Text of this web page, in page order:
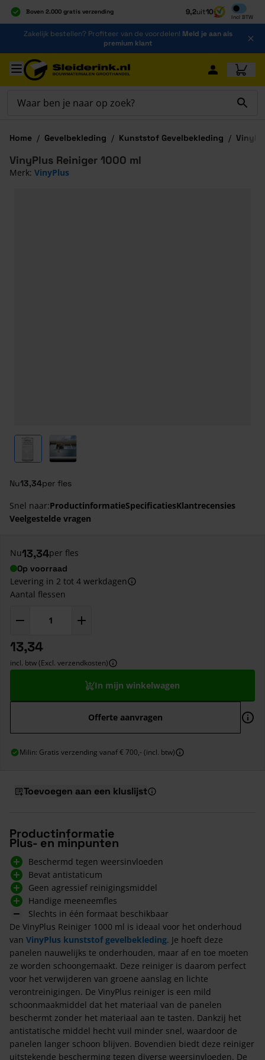
Boven 2.000 gratis verzending
Al 40 jaar dé specialist
Alles onder één dak
9,2uit10
Incl BTW
Inclusief
Ga naar de inhoud
Zakelijk bestellen? Profiteer van de voordelen! Meld je aan als
premium klant
Ga naar hoofdinhoud
Home / Gevelbekleding / Kunststof Gevelbekleding /
View larger imageView larger image
Nu13,34per fles
VinyPlus Reiniger 1000 ml
Merk: VinyPlus
Snel naar:ProductinformatieSpecificatiesKlantrecensies
Veelgestelde vragen
Nu13,34per fles
Op voorraad
Levering in 2 tot 4 werkdagen
Aantal flessen
13,34
incl. btw (Excl. verzendkosten)
In mijn winkelwagen
Offerte aanvragen
Milin: Gratis verzending vanaf € 700,- (incl. btw)
Toevoegen aan een kluslijst
Productinformatie
Plus- en minpunten
Beschermd tegen weersinvloeden
Bevat antistaticum
Geen agressief reinigingsmiddel
Handige meeneemfles
Slechts in één formaat beschikbaar
De VinyPlus Reiniger 1000 ml is ideaal voor het onderhoud
van VinyPlus kunststof gevelbekleding. Je hoeft deze
panelen nauwelijks te onderhouden, maar af en toe moeten
ze worden schoongemaakt. Deze reiniger is daarom perfect
voor het verwijderen van groene aanslag en lichte
verontreinigingen. De VinyPlus reiniger is een mild
schoonmaakmiddel dat het materiaal van de panelen
beschermt zonder het materiaal aan te tasten. Dankzij het
antistatische middel hecht vuil minder snel, waardoor de
panelen langer schoon blijven. Bovendien biedt deze reiniger
uitstekende bescherming tegen diverse weersinvloeden. De